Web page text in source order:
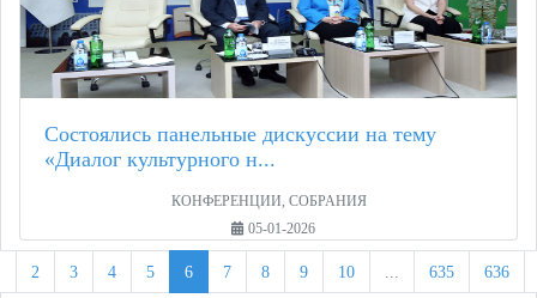
Состоялись панельные дискуссии на тему
«Диалог культурного н...
КОНФЕРЕНЦИИ, СОБРАНИЯ
05-01-2026
2 3 4 5 6 7 8 9 10 ... 635 636